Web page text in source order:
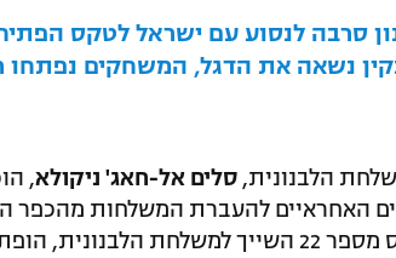
סרבה לנסוע עם ישראל לטקס
נשאה את הדגל, המשחקים נפתחו
הלבנונית, סלים אל-חאג' ניקולא
האחראיים להעברת המשלחות מהכפר
לאוטובוס מספר 22 השייך למשלחת